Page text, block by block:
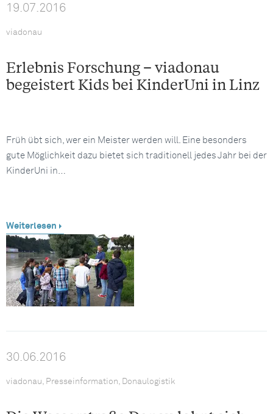
19.07.2016
viadonau
Erlebnis Forschung – viadonau
begeistert Kids bei KinderUni in Linz
Früh übt sich, wer ein Meister werden will. Eine besonders
gute Möglichkeit dazu bietet sich traditionell jedes Jahr bei der
KinderUni in…
Weiterlesen
30.06.2016
viadonau, Presseinformation, Donaulogistik